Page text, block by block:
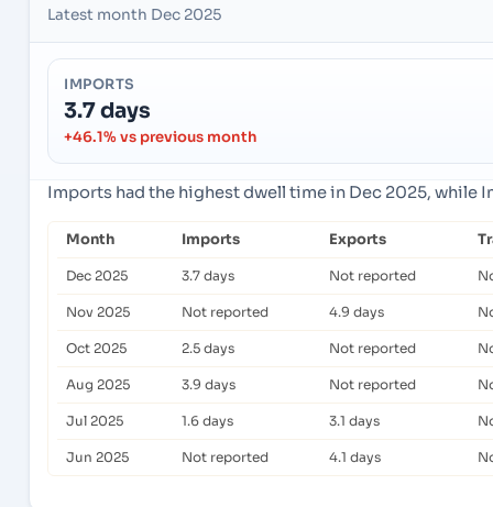
Latest month Dec 2025
IMPORTS
3.7 days
+46.1% vs previous month
Imports had the highest dwell time in Dec 2025, while
Month Imports Exports
Dec 2025 3.7 days Not reported
Nov 2025 Not reported 4.9 days
Oct 2025 2.5 days Not reported
Aug 2025 3.9 days Not reported
Jul 2025 1.6 days 3.1 days
Jun 2025 Not reported 4.1 days